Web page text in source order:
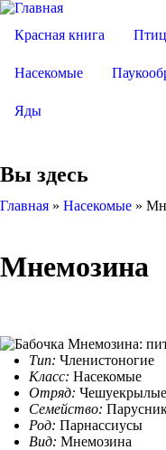
Красная книга
Насекомые
Яды
Вы здесь
Главная » Насекомые »
Мнемозина
Тип: Членистоногие
Класс: Насекомые
Отряд: Чешуекрылые
Семейство:
Род: Парнассиусы
Вид: Мнемозина